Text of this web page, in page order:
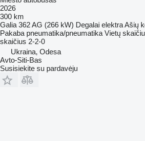
2026
300 km
Galia 362 AG (266 kW) Degalai elektraAšių
Pakaba pneumatika/pneumatika Vietų
skaičius 2-2-0
Ukraina, Odesa
Avto-Siti-Bas
Susisiekite su pardavėju